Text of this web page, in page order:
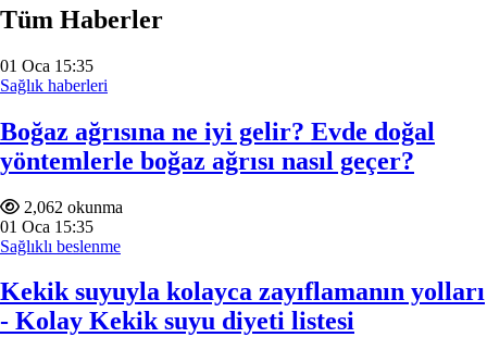
Tüm Haberler
01 Oca 15:35
Sağlık haberleri
Boğaz ağrısına ne iyi gelir? Evde doğal
yöntemlerle boğaz ağrısı nasıl geçer?
2,062 okunma
01 Oca 15:35
Sağlıklı beslenme
Kekik suyuyla kolayca zayıflamanın yolları
- Kolay Kekik suyu diyeti listesi